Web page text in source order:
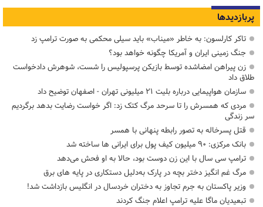
پربازدیدها
تاکر کارلسون: به خاطر «میناب» باید سیلی محکمی به صورت ترامپ زد
جنگ زمینی ایران و آمریکا چگونه خواهد بود؟
زن پیراهن امضاشده توسط بازیکن پرسپولیس را شست، شوهرش دادخواست
طلاق داد
سازمان هواپیمایی درباره بلیت ۲۱ میلیونی تهران - اصفهان توضیح داد
مردی که همسرش را تا سرحد مرگ کتک زد: اگر خواست رضایت بدهد برگردیم
سر زندگی
قتل پسرخاله به تصور رابطه پنهانی با همسر
بانک مرکزی: ۹۰ میلیون کیف پول برای ایرانی ها ساخته شد
ترامپ سی سال با این زن دوست بود، حالا به او فحش می‌دهد
مرگ غم انگیز دختر بچه در پارک به‌دلیل دستکاری در پایه های برق
وزیر پاکستان به جرم تجاوز به دختران خردسال در انگلیس بازداشت شد!
تبعیدیان ماگا علیه ترامپ اعلام جنگ کردند